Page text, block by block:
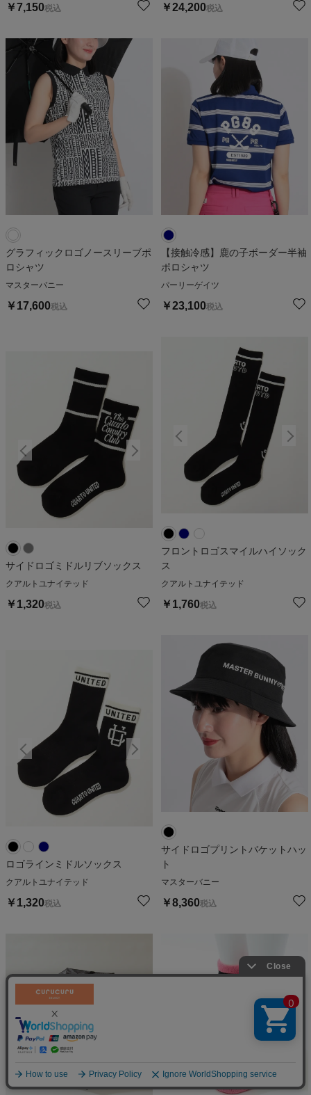
￥7,150税込 ￥24,200税込
グラフィックロゴノースリーブポ
ロシャツ
マスターバニー
￥ 17,600税込
【接触冷感】鹿の子ボーダー半袖
ポロシャツ
パーリーゲイツ
￥23,100税込
サイドロゴミドルリブソックス
クアルトユナイテッド
￥ 1,320税込
フロントロゴスマイルハイソック
ス
クアルトユナイテッド
￥ 1,760税込
ロゴラインミドルソックス
クアルトユナイテッド
￥ 1,320税込
サイドロゴプリントバケットハッ
ト
マスターバニー
￥8,360税込
絞り込む